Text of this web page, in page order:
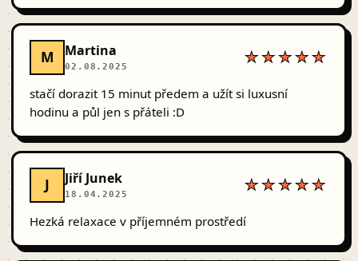
M Martina
02.08.2025
★★★★★
stačí dorazit 15 minut předem a užít si luxusní
hodinu a půl jen s přáteli :D
J Jiří Junek
18.04.2025
★★★★★
Hezká relaxace v příjemném prostředí